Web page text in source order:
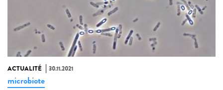
ACTUALITÉ 30.11.2021
microbiote